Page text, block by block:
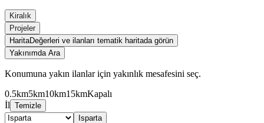
Kiralık
Projeler
HaritaDeğerleri ve ilanları tematik haritada görün
Yakınımda Ara
Konumuna yakın ilanlar için yakınlık mesafesini seç.
0.5km5km10km15kmKapalı
İl Temizle
Isparta